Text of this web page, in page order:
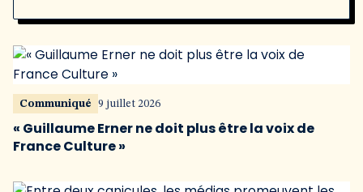
Communiqué 9 juillet 2026
« Guillaume Erner ne doit plus être la voix de
France Culture »